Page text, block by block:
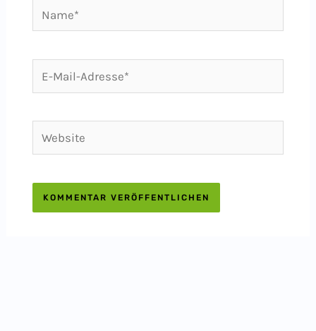
E-
Mail-
Website